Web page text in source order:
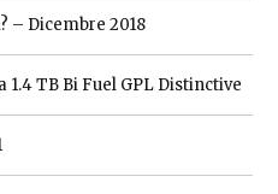
– Dicembre 2018
TB Bi Fuel GPL Distinctive